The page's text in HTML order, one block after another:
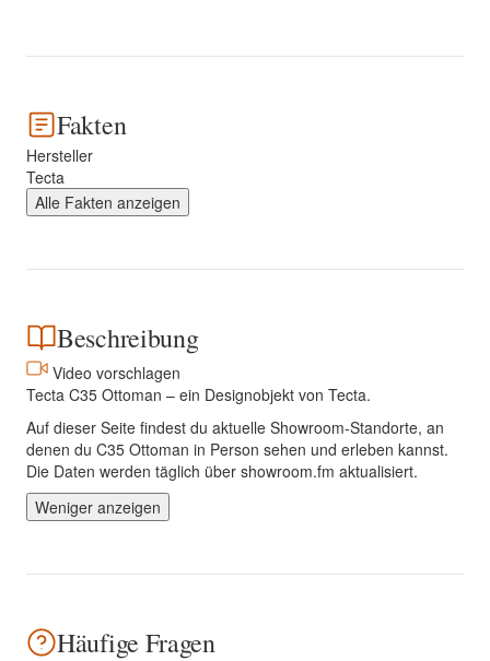
Fakten
Hersteller
Tecta
Alle Fakten anzeigen
Beschreibung
Video vorschlagen
Tecta C35 Ottoman – ein Designobjekt von Tecta.
Auf dieser Seite findest du aktuelle Showroom-Standorte, an
denen du C35 Ottoman in Person sehen und erleben kannst.
Die Daten werden täglich über showroom.fm aktualisiert.
Weniger anzeigen
Häufige Fragen